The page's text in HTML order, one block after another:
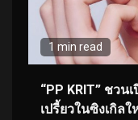
1 min read
“PP KRIT” ชว
เปรี้ยวในซิงเกิล